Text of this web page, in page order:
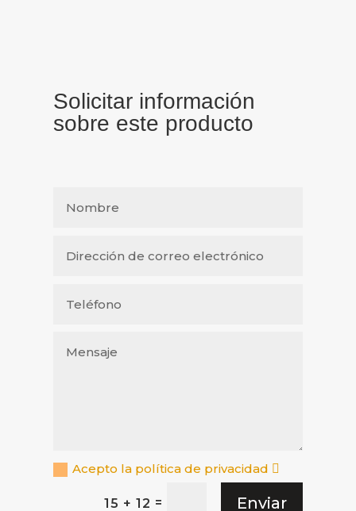
Solicitar información
sobre este producto
Acepto la política de privacidad
15 + 12 = Enviar